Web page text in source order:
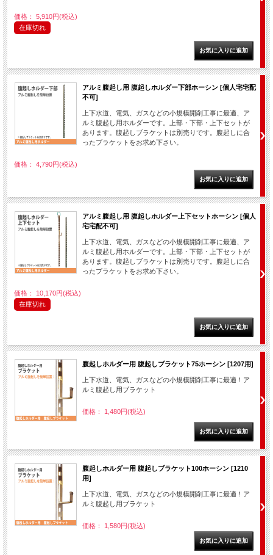
価格： 5,910円(税込)
在庫切れ
アルミ腹起し用 腹起しホルダー下部ホーシン [個人宅宅配
不可]
上下水道、電気、ガスなどの小規模開削工事に最適、ア
ルミ腹起し用ホルダーです。上部・下部・上下セットが
あります。腹起しブラケットは別売りです。腹起しに合
ったブラケットをお求め下さい。
価格： 4,790円(税込)
アルミ腹起し用 腹起しホルダー上下セットホーシン [個人
宅宅配不可]
上下水道、電気、ガスなどの小規模開削工事に最適、ア
ルミ腹起し用ホルダーです。上部・下部・上下セットが
あります。腹起しブラケットは別売りです。腹起しに合
ったブラケットをお求め下さい。
価格： 10,170円(税込)
在庫切れ
腹起しホルダー用 腹起しブラケット75ホーシン [1207用]
上下水道、電気、ガスなどの小規模開削工事に最適！ア
ルミ腹起し用ブラケット
価格： 1,480円(税込)
腹起しホルダー用 腹起しブラケット100ホーシン [1210
用]
上下水道、電気、ガスなどの小規模開削工事に最適！ア
ルミ腹起し用ブラケット
価格： 1,580円(税込)